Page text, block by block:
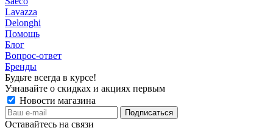
Lavazza
Delonghi
Помощь
Блог
Вопрос-ответ
Бренды
Будьте всегда в курсе!
Узнавайте о скидках и акциях первым
Новости магазина
Оставайтесь на связи